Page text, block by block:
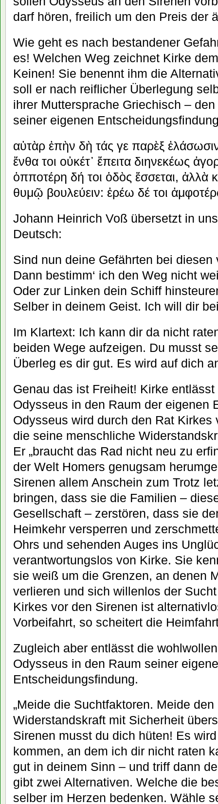
darf hören, freilich um den Preis der
Wie geht es nach bestandener
es! Welchen Weg zeichnet Kirke
Keinen! Sie benennt ihm die
soll er nach reiflicher Überlegung
ihrer Muttersprache Griechisch –
seiner eigenen
αὐτὰρ ἐπὴν δὴ τάς γε παρὲξ
ἔνθα τοι οὐκέτ᾽ ἔπειτα διηνεκέως
ὁπποτέρη δή τοι ὁδὸς ἔσσεται, ἀλλὰ
θυμῷ βουλεύειν: ἐρέω δέ τοι
Johann Heinrich Voß übersetzt in
Deutsch:
Sind nun deine Gefährten bei diesen
Dann bestimm‘ ich den Weg nicht
Oder zur Linken dein Schiff
Selber in deinem Geist. Ich will dir
Im Klartext: Ich kann dir da nicht
beiden Wege aufzeigen. Du musst
Überleg es dir gut. Es wird auf dich
Genau das ist Freiheit! Kirke
Odysseus in den Raum der eigenen
Odysseus wird durch den Rat Kirkes
die seine menschliche
Er „braucht das Rad nicht neu zu
der Welt Homers genugsam
Sirenen allem Anschein zum Trotz
bringen, dass sie die Familien –
Gesellschaft – zerstören, dass sie
Heimkehr versperren und
Ohrs und sehenden Auges ins
verantwortungslos von Kirke. Sie
sie weiß um die Grenzen, an denen
verlieren und sich willenlos der
Kirkes vor den Sirenen ist
Vorbeifahrt, so scheitert die
Zugleich aber entlässt die
Odysseus in den Raum seiner
Entscheidungsfindung.
„Meide die Suchtfaktoren. Meide
Widerstandskraft mit Sicherheit
Sirenen musst du dich hüten! Es
kommen, an dem ich dir nicht raten
gut in deinem Sinn – und triff dann
gibt zwei Alternativen. Welche die
selber im Herzen bedenken. Wähle